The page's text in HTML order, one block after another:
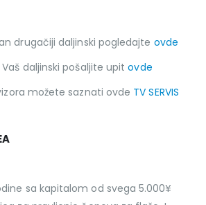
drugačiji daljinski pogledajte ovde
daljinski pošaljite upitovde
možete saznati ovde TV SERVIS
sa kapitalom od svega 5.000¥